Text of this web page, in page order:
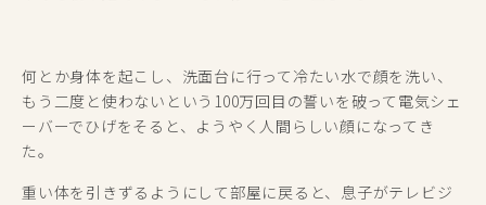
何とか身体を起こし、洗面台に行って冷たい水で顔を洗い、
もう二度と使わないという100万回目の誓いを破って電気シェ
ーバーでひげをそると、ようやく人間らしい顔になってき
た。
重い体を引きずるようにして部屋に戻ると、息子がテレビジ